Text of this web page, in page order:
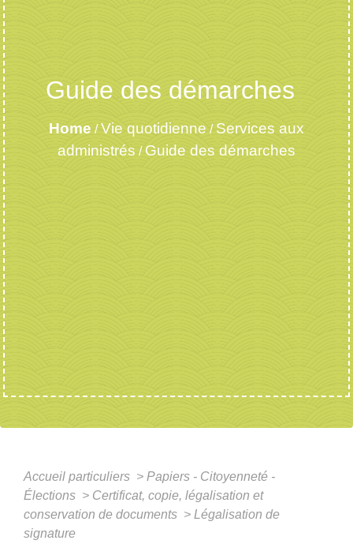
Guide des démarches
Home /Vie quotidienne / Services aux
administrés / Guide des démarches
Accueil particuliers > Papiers - Citoyenneté -
Élections > Certificat, copie, légalisation et
conservation de documents > Légalisation de
signature